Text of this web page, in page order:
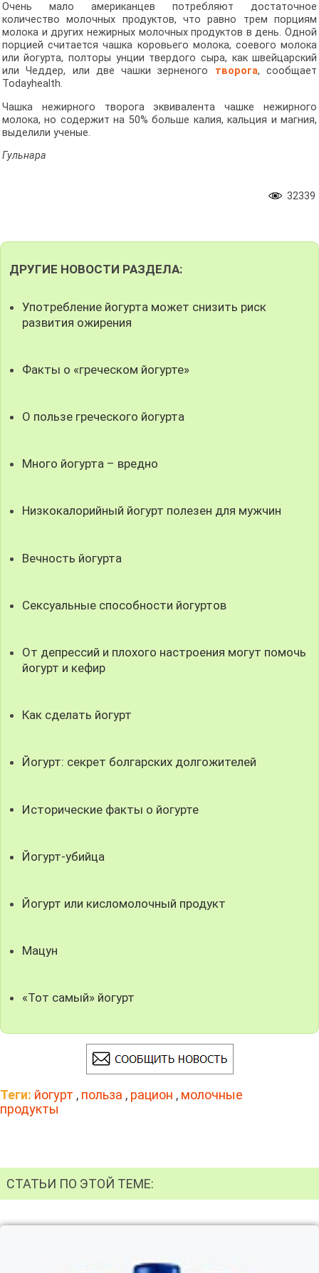
Очень мало американцев потребляют достаточное
количество молочных продуктов, что равно трем порциям
молока и других нежирных молочных продуктов в день. Одной
порцией считается чашка коровьего молока, соевого молока
или йогурта, полторы унции твердого сыра, как швейцарский
или Чеддер, или две чашки зерненого творога, сообщает
Todayhealth.
Чашка нежирного творога эквивалента чашке нежирного
молока, но содержит на 50% больше калия, кальция и магния,
выделили ученые.
Гульнара
32339
ДРУГИЕ НОВОСТИ РАЗДЕЛА:
Употребление йогурта может снизить риск
развития ожирения
Факты о «греческом йогурте»
О пользе греческого йогурта
Много йогурта – вредно
Низкокалорийный йогурт полезен для мужчин
Вечность йогурта
Сексуальные способности йогуртов
От депрессий и плохого настроения могут помочь
йогурт и кефир
Как сделать йогурт
Йогурт: секрет болгарских долгожителей
Исторические факты о йогурте
Йогурт-убийца
Йогурт или кисломолочный продукт
Мацун
«Тот самый» йогурт
Теги: йогурт , польза , рацион , молочные
продукты
СТАТЬИ ПО ЭТОЙ ТЕМЕ: